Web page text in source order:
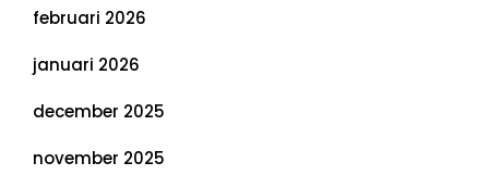
februari 2026
januari 2026
december 2025
november 2025